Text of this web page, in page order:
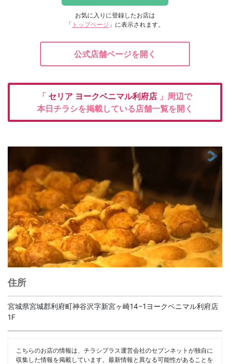
お気に入りに登録したお店は
「 トップページ 」に表示されます。
公式店舗ページを開く
「 セリア ヨークベニマル利府店 」周辺で
本日チラシを掲載している店舗一覧を開く
住所
宮城県宮城郡利府町神谷沢字新宮ヶ崎14−1ヨークベニマル利府店
1F
こちらのお店の情報は、チラシプラス運営会社のセブンネットが独自に
収集した情報を掲載しています。最新情報と異なる可能性があることを